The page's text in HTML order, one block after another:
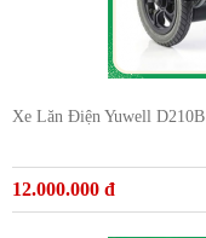
Xe Lăn Điện Yuwell D210B
12.000.000 đ